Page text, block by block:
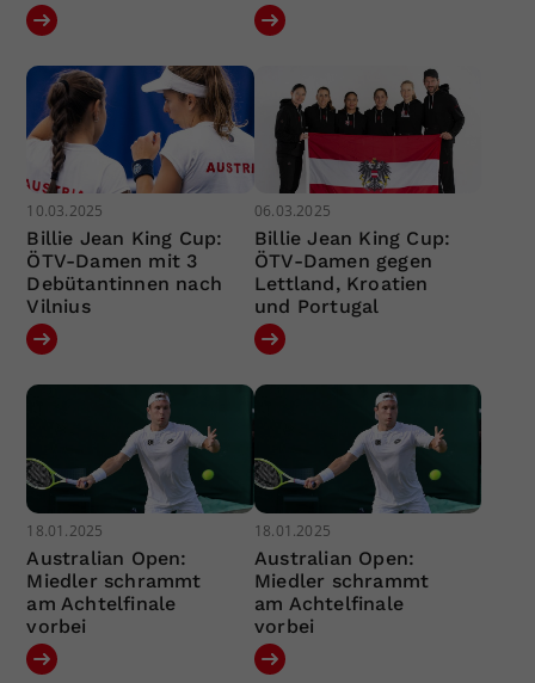
10.03.2025
Billie Jean King Cup:
ÖTV-Damen mit 3
Debütantinnen nach
Vilnius
06.03.2025
Billie Jean King Cup:
ÖTV-Damen gegen
Lettland, Kroatien
und Portugal
18.01.2025
Australian Open:
Miedler schrammt
am Achtelfinale
vorbei
18.01.2025
Australian Open:
Miedler schrammt
am Achtelfinale
vorbei